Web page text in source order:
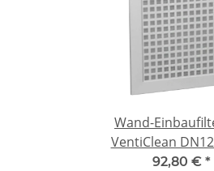
Wand-
VentiClean
Alu-Filter
92,80 € *